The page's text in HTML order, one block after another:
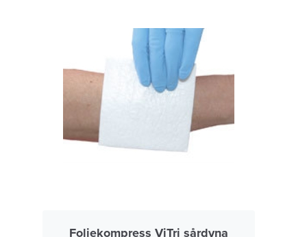
Foliekompress ViTri sårdyna